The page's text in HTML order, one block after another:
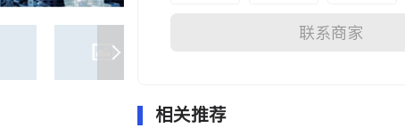
联系商家
相关推荐